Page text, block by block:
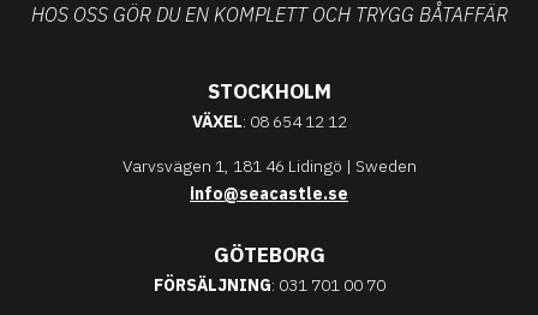
HOS OSS GÖR DU EN KOMPLETT OCH TRYGG BÅTAFFÄR
STOCKHOLM
VÄXEL: 08 654 12 12
Varvsvägen 1, 181 46 Lidingö | Sweden
info@seacastle.se
GÖTEBORG
FÖRSÄLJNING: 031 701 00 70